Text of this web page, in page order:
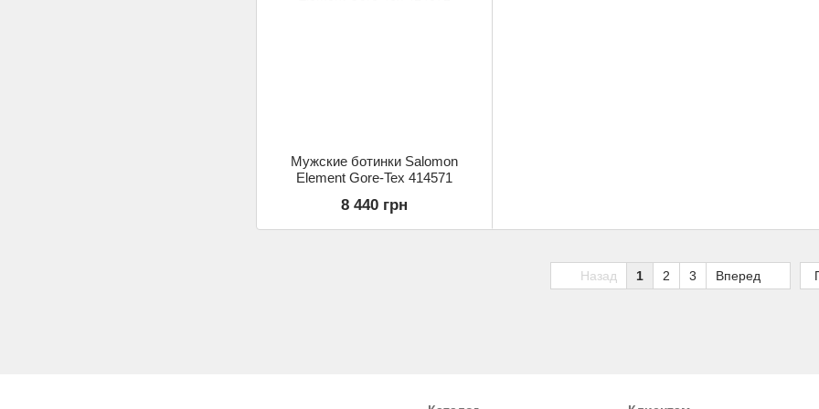
Мужские ботинки Salomon
Element Gore-Tex 414571
8 440 грн
Назад 1 2 3 Вперед